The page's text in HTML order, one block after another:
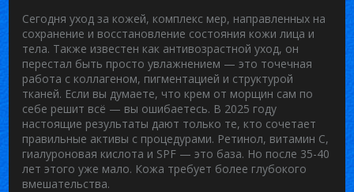
Сегодняуход за кожей, комплекс мер, направленных на
сохранение и восстановление состояния кожи лица и
тела. Также известен как антивозрастной уход, он
перестал быть просто увлажнением — это точечная
работа с коллагеном, пигментацией и структурой
тканей. Если вы думаете, что крем от морщин сам по
себе решит всё — вы ошибаетесь. В 2025 году
настоящие результаты дают только те, кто сочетает
правильные активы с процедурами. Ретинол, витамин С,
гиалуроновая кислота и SPF — это база. Но после 35-40
лет этого уже мало. Кожа требует более глубокого
вмешательства.